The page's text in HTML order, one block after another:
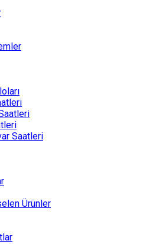
Saatleri
Ürünler